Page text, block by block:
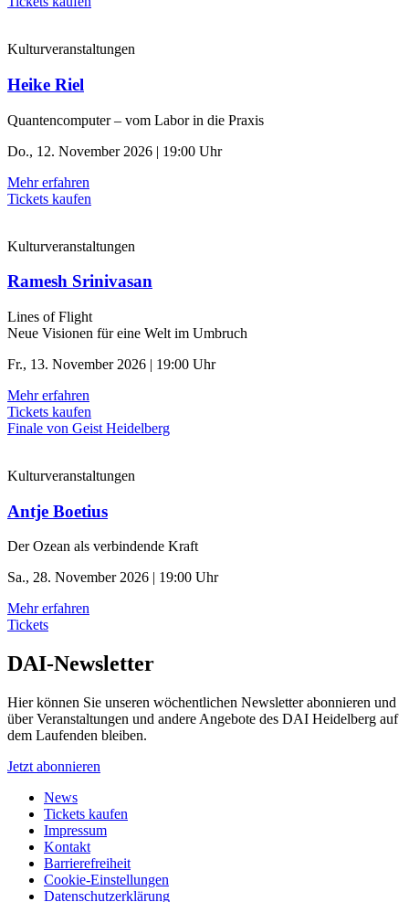
Kulturveranstaltungen
Heike Riel
Quantencomputer – vom Labor in die Praxis
Do., 12. November 2026 | 19:00 Uhr
Mehr erfahren
Tickets kaufen
Kulturveranstaltungen
Ramesh Srinivasan
Lines of Flight
Neue Visionen für eine Welt im Umbruch
Fr., 13. November 2026 | 19:00 Uhr
Mehr erfahren
Tickets kaufen
Finale von Geist Heidelberg
Kulturveranstaltungen
Antje Boetius
Der Ozean als verbindende Kraft
Sa., 28. November 2026 | 19:00 Uhr
Mehr erfahren
Tickets
DAI-Newsletter
Hier können Sie unseren wöchentlichen Newsletter abonnieren und
über Veranstaltungen und andere Angebote des DAI Heidelberg auf
dem Laufenden bleiben.
Jetzt abonnieren
News
Tickets kaufen
Impressum
Kontakt
Barrierefreiheit
Cookie-Einstellungen
Datenschutzerklärung